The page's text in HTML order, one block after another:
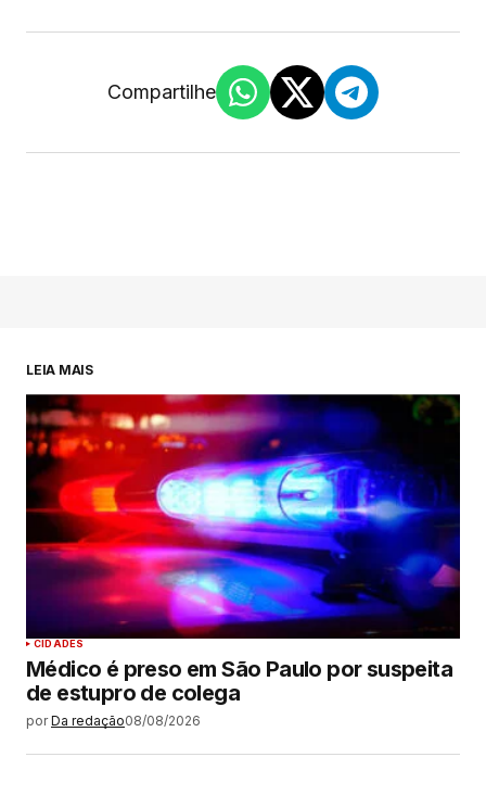
Compartilhe
LEIA MAIS
CIDADES
Médico é preso em São Paulo por suspeita
de estupro de colega
por Da redação08/08/2026